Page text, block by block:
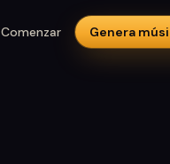
Comenzar Genera